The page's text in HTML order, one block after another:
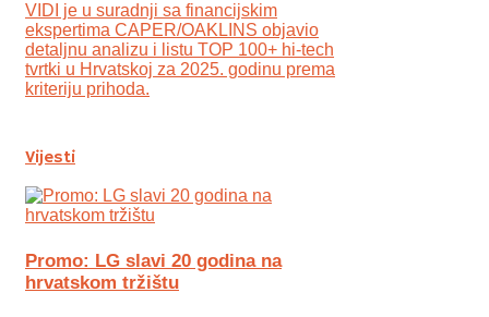
VIDI je u suradnji sa financijskim
ekspertima CAPER/OAKLINS objavio
detaljnu analizu i listu TOP 100+ hi-tech
tvrtki u Hrvatskoj za 2025. godinu prema
kriteriju prihoda.
Vijesti
Promo: LG slavi 20 godina na
hrvatskom tržištu